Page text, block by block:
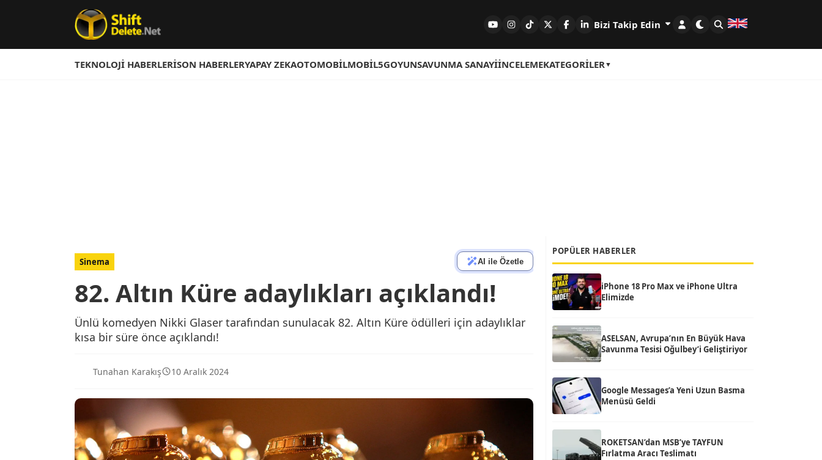
Bizi Takip Edin
TEKNOLOJI HABERLERISON HABERLERYAPAY ZEKAOTOMOBILMOBIL5GOYUNSAVUNMA SANAYIİNCELEMEKATEGORILER
Sinema AI ile Özetle
82. Altın Küre adaylıkları açıklandı!
Ünlü komedyen Nikki Glaser tarafından sunulacak 82. Altın Küre ödülleri için adaylıklar
kısa bir süre önce açıklandı!
Tunahan Karakış 10 Aralık 2024
POPÜLER HABERLER
iPhone 18 Pro Max ve iPhone Ultra
Elimizde
ASELSAN, Avrupa’nın En Büyük Hava
Savunma Tesisi Oğulbey’i Geliştiriyor
Google Messages’a Yeni Uzun Basma
Menüsü Geldi
ROKETSAN’dan MSB’ye TAYFUN
Fırlatma Aracı Teslimatı